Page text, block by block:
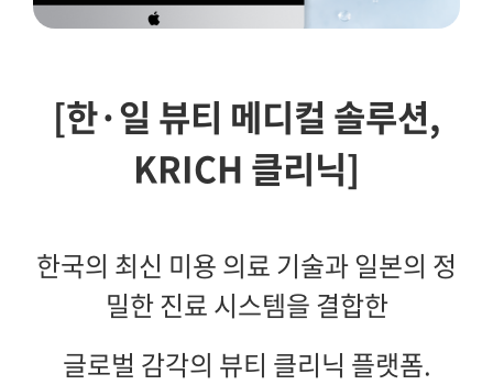
[한·일 뷰티 메디컬 솔루션,
KRICH 클리닉]
한국의 최신 미용 의료 기술과 일본의 정
밀한 진료 시스템을 결합한
글로벌 감각의 뷰티 클리닉 플랫폼.